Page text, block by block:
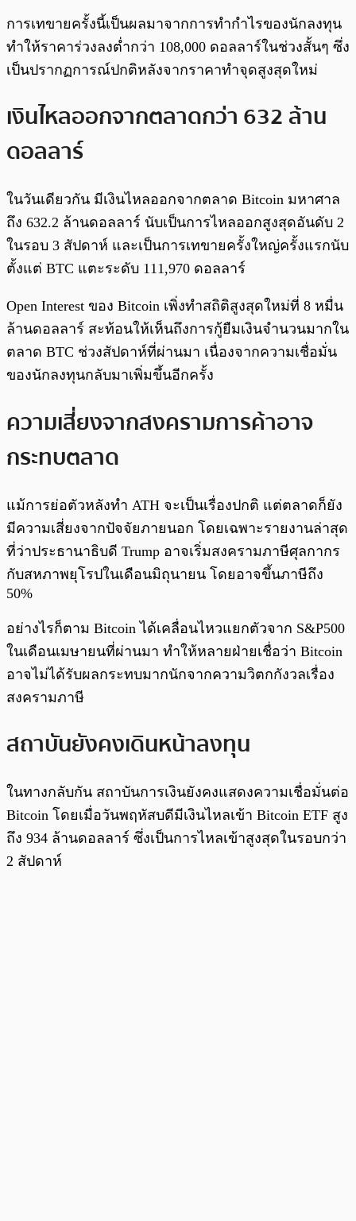
การเทขายครั้งนี้เป็นผลมาจากการทำกำไรของนักลงทุน
ทำให้ราคาร่วงลงต่ำกว่า 108,000 ดอลลาร์ในช่วงสั้นๆ ซึ่ง
เป็นปรากฏการณ์ปกติหลังจากราคาทำจุดสูงสุดใหม่
เงินไหลออกจากตลาดกว่า 632 ล้าน
ดอลลาร์
ในวันเดียวกัน มีเงินไหลออกจากตลาด Bitcoin มหาศาล
ถึง 632.2 ล้านดอลลาร์ นับเป็นการไหลออกสูงสุดอันดับ 2
ในรอบ 3 สัปดาห์ และเป็นการเทขายครั้งใหญ่ครั้งแรกนับ
ตั้งแต่ BTC แตะระดับ 111,970 ดอลลาร์
Open Interest ของ Bitcoin เพิ่งทำสถิติสูงสุดใหม่ที่ 8 หมื่น
ล้านดอลลาร์ สะท้อนให้เห็นถึงการกู้ยืมเงินจำนวนมากใน
ตลาด BTC ช่วงสัปดาห์ที่ผ่านมา เนื่องจากความเชื่อมั่น
ของนักลงทุนกลับมาเพิ่มขึ้นอีกครั้ง
ความเสี่ยงจากสงครามการค้าอาจ
กระทบตลาด
แม้การย่อตัวหลังทำ ATH จะเป็นเรื่องปกติ แต่ตลาดก็ยัง
มีความเสี่ยงจากปัจจัยภายนอก โดยเฉพาะรายงานล่าสุด
ที่ว่าประธานาธิบดี Trump อาจเริ่มสงครามภาษีศุลกากร
กับสหภาพยุโรปในเดือนมิถุนายน โดยอาจขึ้นภาษีถึง
50%
อย่างไรก็ตาม Bitcoin ได้เคลื่อนไหวแยกตัวจาก S&P500
ในเดือนเมษายนที่ผ่านมา ทำให้หลายฝ่ายเชื่อว่า Bitcoin
อาจไม่ได้รับผลกระทบมากนักจากความวิตกกังวลเรื่อง
สงครามภาษี
สถาบันยังคงเดินหน้าลงทุน
ในทางกลับกัน สถาบันการเงินยังคงแสดงความเชื่อมั่นต่อ
Bitcoin โดยเมื่อวันพฤหัสบดีมีเงินไหลเข้า Bitcoin ETF สูง
ถึง 934 ล้านดอลลาร์ ซึ่งเป็นการไหลเข้าสูงสุดในรอบกว่า
2 สัปดาห์